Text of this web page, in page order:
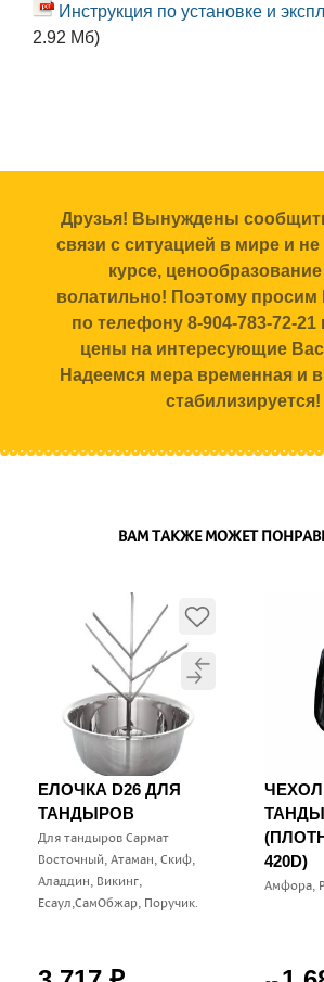
Инструкция по установке и
2.92 Мб)
Друзья! Вынуждены
связи с ситуацией в мире и
курсе,
волатильно! Поэтому просим
по телефону 8-904-783-72-21
цены на интересующие
Надеемся мера временная и
стабилизируется!
ВАМ ТАКЖЕ МОЖЕТ
ЕЛОЧКА D26 ДЛЯ
ТАНДЫРОВ
Для тандыров Сармат
Восточный, Атаман, Скиф,
Аладдин, Викинг,
Есаул,СамОбжар, Поручик.
420D)
Амфора,